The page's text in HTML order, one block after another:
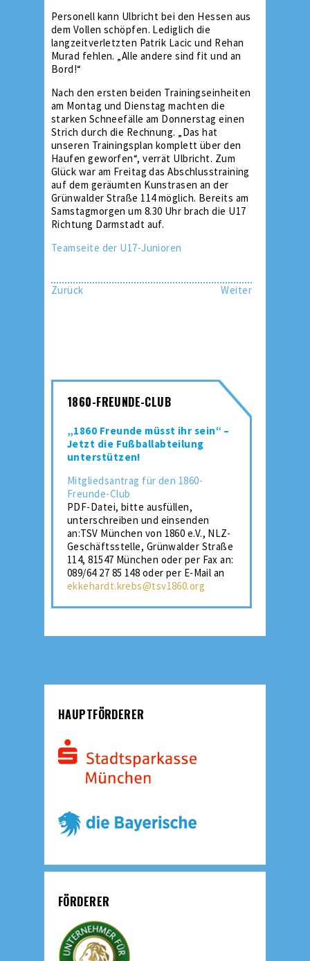
Personell kann Ulbricht bei den Hessen aus
dem Vollen schöpfen. Lediglich die
langzeitverletzten Patrik Lacic und Rehan
Murad fehlen. „Alle andere sind fit und an
Bord!“
Nach den ersten beiden Trainingseinheiten
am Montag und Dienstag machten die
starken Schneefälle am Donnerstag einen
Strich durch die Rechnung. „Das hat
unseren Trainingsplan komplett über den
Haufen geworfen“, verrät Ulbricht. Zum
Glück war am Freitag das Abschlusstraining
auf dem geräumten Kunstrasen an der
Grünwalder Straße 114 möglich. Bereits am
Samstagmorgen um 8.30 Uhr brach die U17
Richtung Darmstadt auf.
Teamseite der U17-Junioren
Zurück Weiter
1860-FREUNDE-CLUB
„1860 Freunde müsst ihr sein“ –
Jetzt die Fußballabteilung
unterstützen!
Mitgliedsantrag für den 1860-
Freunde-Club
PDF-Datei, bitte ausfüllen,
unterschreiben und einsenden
an:TSV München von 1860 e.V., NLZ-
Geschäftsstelle, Grünwalder Straße
114, 81547 München oder per Fax an:
089/64 27 85 148 oder per E-Mail an
ekkehardt.krebs@tsv1860.org
HAUPTFÖRDERER
FÖRDERER